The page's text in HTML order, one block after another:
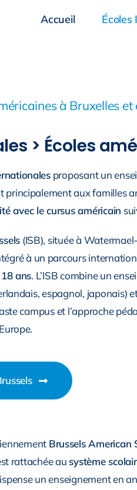
Accueil
à Bruxelles et
> Écoles
proposant un
principalement aux familles
avec le cursus américain
(ISB), située à
à un parcours
ans. L’ISB combine un
espagnol, japonais)
campus et l’approche
Brussels American
rattachée au système
un enseignement en